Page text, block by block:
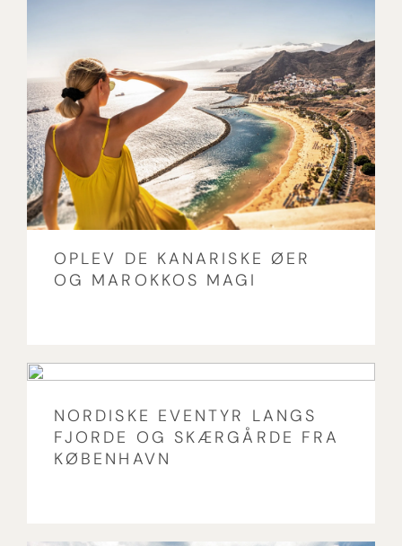
OPLEV DE KANARISKE ØER
OG MAROKKOS MAGI
NORDISKE EVENTYR LANGS
FJORDE OG SKÆRGÅRDE FRA
KØBENHAVN